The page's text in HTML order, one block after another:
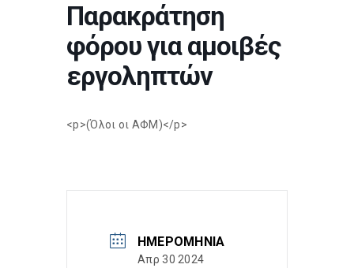
Παρακράτηση
φόρου για αμοιβές
εργοληπτών
<p>(Όλοι οι ΑΦΜ)</p>
ΗΜΕΡΟΜΗΝΊΑ
Απρ 30 2024